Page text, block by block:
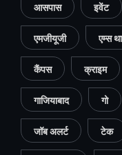
आसपास इवेंट
एमजीयूजी एम्स
कैंपस क्राइम
गाजियाबाद गो
जॉब अलर्ट टेक